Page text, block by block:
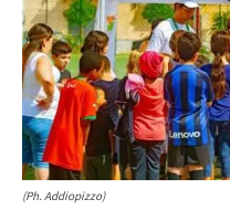
(Ph. Addiopizzo)